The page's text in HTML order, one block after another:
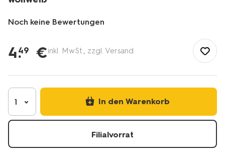
Noch keine Bewertungen
de/untertasse-
141-
puur-
steingut-
wollwei%C3%9F-
4.
49 €inkl. MwSt., zzgl. Versand
1 In den Warenkorb
Filialvorrat